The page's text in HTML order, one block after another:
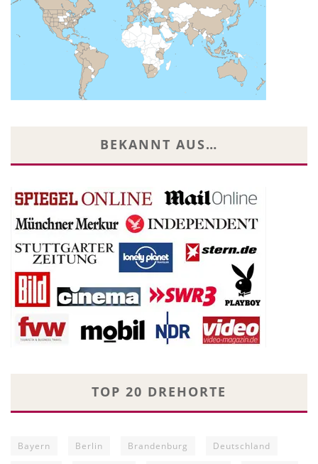
BEKANNT AUS…
TOP 20 DREHORTE
Bayern Berlin Brandenburg Deutschland